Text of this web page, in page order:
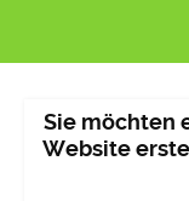
Sie möchten
Website